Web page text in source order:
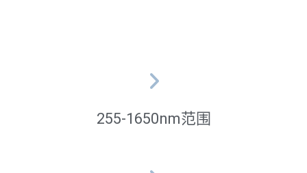
255-1650nm范围